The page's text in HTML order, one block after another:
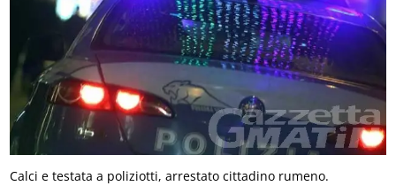
Calci e testata a poliziotti, arrestato cittadino rumeno.